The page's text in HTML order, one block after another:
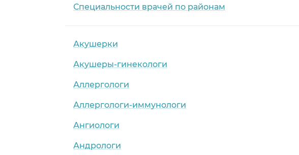
Специальности врачей по районам
Акушерки
Акушеры-гинекологи
Аллергологи
Аллергологи-иммунологи
Ангиологи
Андрологи